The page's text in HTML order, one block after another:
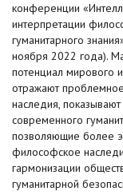
конференции
интерпретации
гуманитарного
ноября 2022 года).
потенциал мирового
отражают
наследия,
современного
позволяющие более
философское
гармонизации
гуманитарной